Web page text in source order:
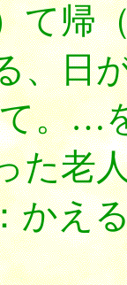
て帰
、日
。…
た老
かえ